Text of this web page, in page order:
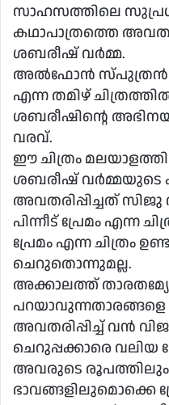
സാഹസത്തിലെ
കഥാപാത്രത്തെ
ശബരീഷ് വർമ്മ.
അൽഫോൻ സ്പുത്രൻ
എന്ന തമിഴ്
ശബരീഷിൻ്റെ
വരവ്.
ഈ ചിത്രം
ശബരീഷ് വർമ്മയുടെ
അവതരിപ്പിച്ചത്
പിന്നീട് പ്രേമം എന്ന
പ്രേമം എന്ന ചിത്രം
ചെറുതൊന്നുമല്ല.
അക്കാലത്ത്
അവതരിപ്പിച്ച് വൻ
ചെറുപ്പക്കാരെ വലിയ
അവരുടെ രൂപത്തിലും,
ഭാവങ്ങളിലുമൊക്കെ